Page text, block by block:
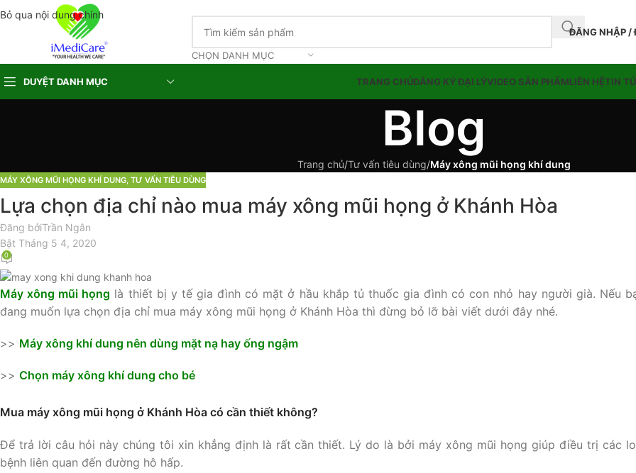
Bỏ qua nội dung chính
CHỌN DANH MỤC
ĐĂNG NHẬP /
DUYỆT DANH MỤC TRANG CHỦĐĂNG KÝ ĐẠI LÝVIDEO SẢN PHẨMLIÊN HỆTIN
Blog
Trang chủ/Tư vấn tiêu dùng/Máy xông mũi họng khí dung
MÁY XÔNG MŨI HỌNG KHÍ DUNG, TƯ VẤN TIÊU DÙNG
Lựa chọn địa chỉ nào mua máy xông mũi họng ở Khánh Hòa
Đăng bởiTrần Ngân
Bật Tháng 5 4, 2020
0
Máy xông mũi họng là thiết bị y tế gia đình có mặt ở hầu khắp tủ thuốc gia đình có con nhỏ hay người già. Nếu
đang muốn lựa chọn địa chỉ mua máy xông mũi họng ở Khánh Hòa thì đừng bỏ lỡ bài viết dưới đây nhé.
>> Máy xông khí dung nên dùng mặt nạ hay ống ngậm
>> Chọn máy xông khí dung cho bé
Mua máy xông mũi họng ở Khánh Hòa có cần thiết không?
Để trả lời câu hỏi này chúng tôi xin khẳng định là rất cần thiết. Lý do là bởi máy xông mũi họng giúp điều trị các
bệnh liên quan đến đường hô hấp.